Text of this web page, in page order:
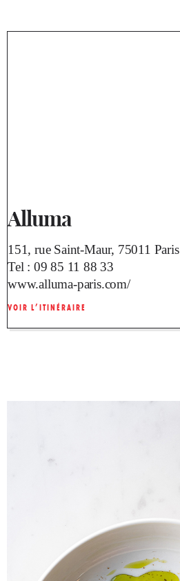
Alluma
151, rue Saint-Maur, 75011 Paris
Tel : 09 85 11 88 33
www.alluma-paris.com/
VOIR L’ITINÉRAIRE